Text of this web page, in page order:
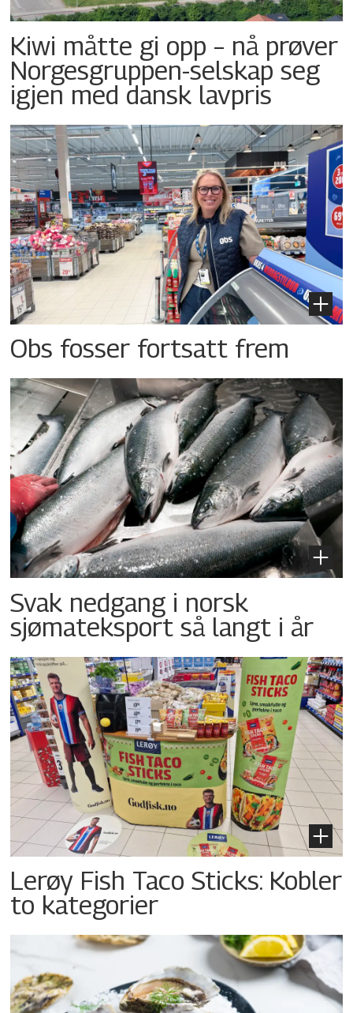
Kiwi måtte gi opp – nå prøver
Norgesgruppen-selskap seg
igjen med dansk lavpris
Obs fosser fortsatt frem
Svak nedgang i norsk
sjømateksport så langt i år
Lerøy Fish Taco Sticks: Kobler
to kategorier